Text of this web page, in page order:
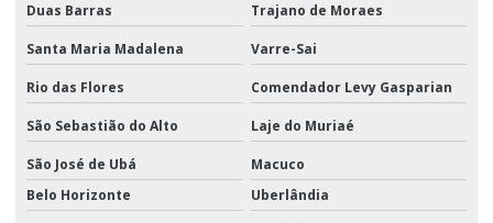
Duas Barras Trajano de Moraes
Santa Maria Madalena Varre-Sai
Rio das Flores Comendador Levy Gasparian
São Sebastião do Alto Laje do Muriaé
São José de Ubá
Macuco
Belo Horizonte
Uberlândia